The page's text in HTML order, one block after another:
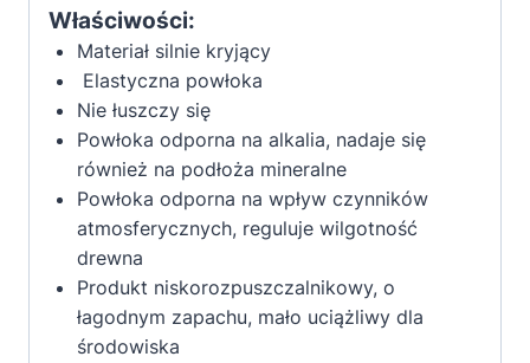
Właściwości:
Materiał silnie kryjący
Elastyczna powłoka
Nie łuszczy się
Powłoka odporna na alkalia, nadaje się
również na podłoża mineralne
Powłoka odporna na wpływ czynników
atmosferycznych, reguluje wilgotność
drewna
Produkt niskorozpuszczalnikowy, o
łagodnym zapachu, mało uciążliwy dla
środowiska